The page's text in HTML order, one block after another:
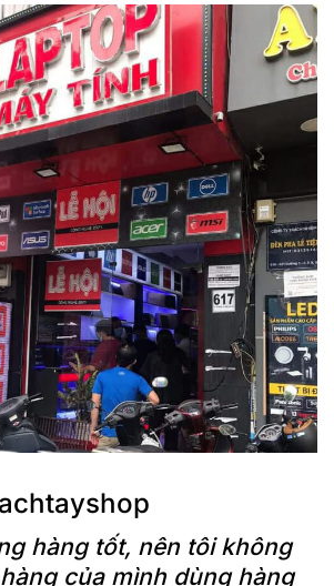
đối với các tác vụ văn phòng và đa
máy hoạt động mạnh mẽ và hiệu
hàng tốt, nên tôi không
của mình dùng hàng